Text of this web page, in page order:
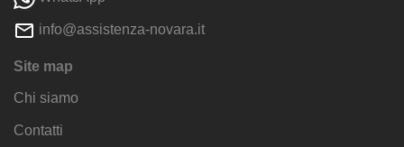
info@assistenza-novara.it
Site map
Chi siamo
Contatti